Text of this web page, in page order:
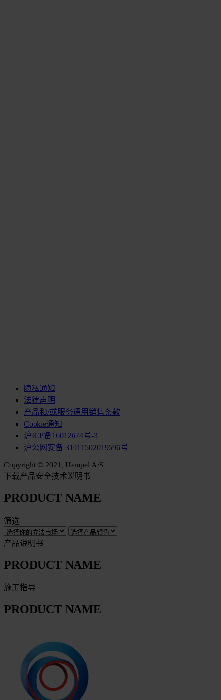
隐私通知
法律声明
产品和/或服务通用销售条款
Cookie通知
沪ICP备16012674号-3
沪公网安备 31011502019596号
Copyright © 2021, Hempel A/S
下载产品安全技术说明书
PRODUCT NAME
筛选
产品说明书
PRODUCT NAME
施工指导
PRODUCT NAME